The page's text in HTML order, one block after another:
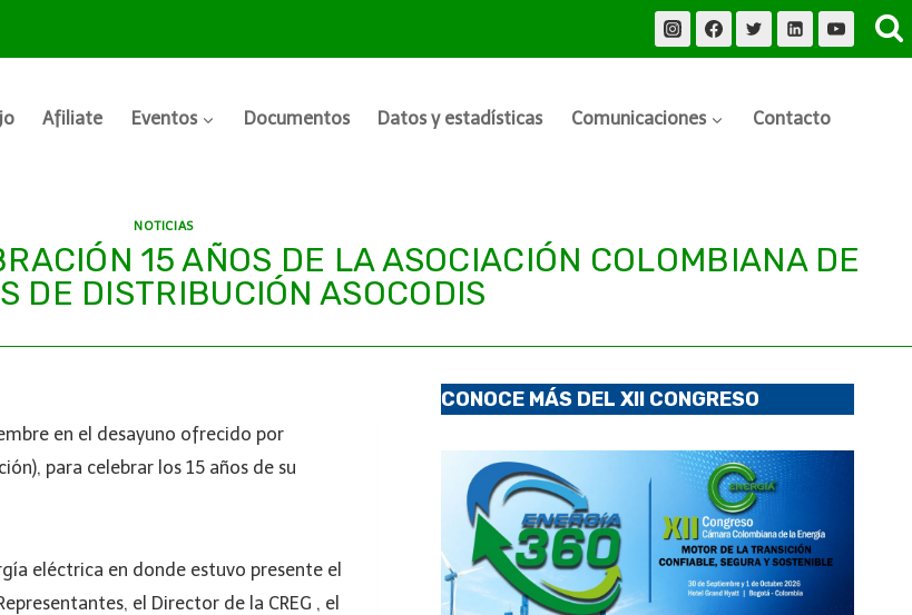
Afiliate Eventos Documentos Datos y estadísticas Comunicaciones Contacto
NOTICIAS
15 AÑOS DE LA ASOCIACIÓN COLOMBIANA DE
DE DISTRIBUCIÓN ASOCODIS
en el desayuno ofrecido por
para celebrar los 15 años de su
eléctrica en donde estuvo presente el
el Director de la CREG , el
CONOCE MÁS DEL XII CONGRESO